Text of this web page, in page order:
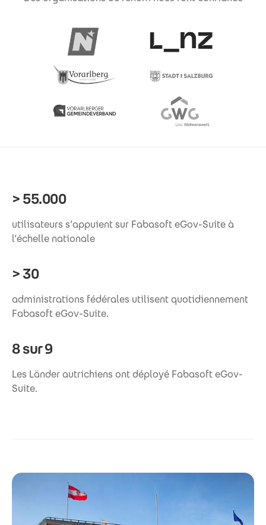
> 55.000
utilisateurs s’appuient sur Fabasoft eGov-Suite à
l’échelle nationale
> 30
administrations fédérales utilisent quotidiennement
Fabasoft eGov-Suite.
8 sur 9
Les Länder autrichiens ont déployé Fabasoft eGov-
Suite.